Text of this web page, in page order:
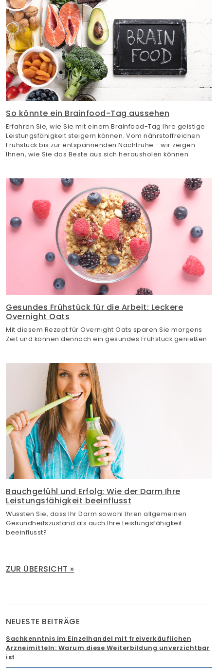
So könnte ein Brainfood-Tag aussehen
Erfahren Sie, wie Sie mit einem Brainfood-Tag Ihre geistige
Leistungsfähigkeit steigern können. Vom nährstoffreichen
Frühstück bis zur entspannenden Nachtruhe - wir zeigen
Ihnen, wie Sie das Beste aus sich herausholen können
Gesundes Frühstück für die Arbeit: Leckere
Overnight Oats
Mit diesem Rezept für Overnight Oats sparen Sie morgens
Zeit und können dennoch ein gesundes Frühstück genießen
Bauchgefühl und Erfolg: Wie der Darm Ihre
Leistungsfähigkeit beeinflusst
Wussten Sie, dass Ihr Darm sowohl Ihren allgemeinen
Gesundheitszustand als auch Ihre Leistungsfähigkeit
beeinflusst?
ZUR ÜBERSICHT »
NEUESTE BEITRÄGE
Sachkenntnis im Einzelhandel mit freiverkäuflichen
Arzneimitteln: Warum diese Weiterbildung unverzichtbar
ist